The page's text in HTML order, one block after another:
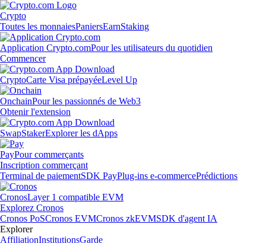
Crypto
Toutes les monnaiesPaniersEarnStaking
Application Crypto.comPour les utilisateurs du quotidien
Commencer
CryptoCarte Visa prépayéeLevel Up
OnchainPour les passionnés de Web3
Obtenir l'extension
SwapStakerExplorer les dApps
PayPour commerçants
Inscription commerçant
Terminal de paiementSDK PayPlug-ins e-commercePrédictions
CronosLayer 1 compatible EVM
Explorez Cronos
Cronos PoSCronos EVMCronos zkEVMSDK d'agent IA
Explorer
AffiliationInstitutionsGarde